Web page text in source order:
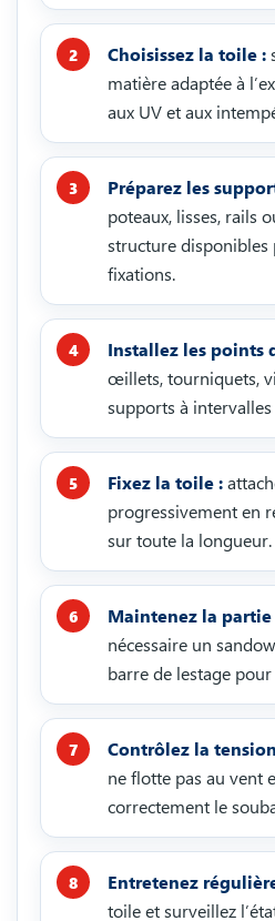
Choisissez la toile :
matière adaptée à
aux UV et aux
Préparez les
poteaux, lisses, rails
structure disponibles
fixations.
Installez les points
œillets, tourniquets,
supports à
Fixez la toile :
progressivement en
sur toute la longueur.
Maintenez la partie
nécessaire un
barre de lestage
Contrôlez la
ne flotte pas au vent
correctement le
Entretenez
toile et surveillez